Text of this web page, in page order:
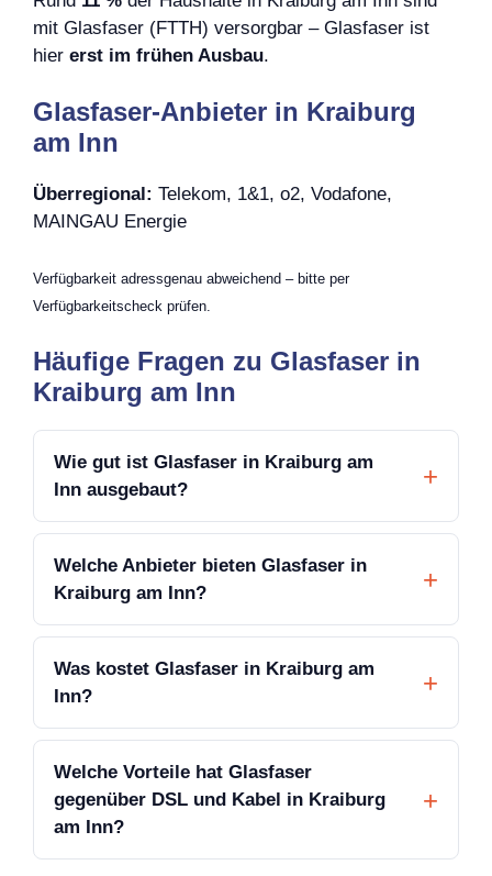
mit Glasfaser (FTTH) versorgbar – Glasfaser ist
hier erst im frühen Ausbau.
Glasfaser-Anbieter in Kraiburg
am Inn
Überregional: Telekom, 1&1, o2, Vodafone,
MAINGAU Energie
Verfügbarkeit adressgenau abweichend – bitte per
Verfügbarkeitscheck prüfen.
Häufige Fragen zu Glasfaser in
Kraiburg am Inn
Wie gut ist Glasfaser in Kraiburg am
Inn ausgebaut?
Welche Anbieter bieten Glasfaser in
Kraiburg am Inn?
Was kostet Glasfaser in Kraiburg am
Inn?
Welche Vorteile hat Glasfaser
gegenüber DSL und Kabel in Kraiburg
am Inn?